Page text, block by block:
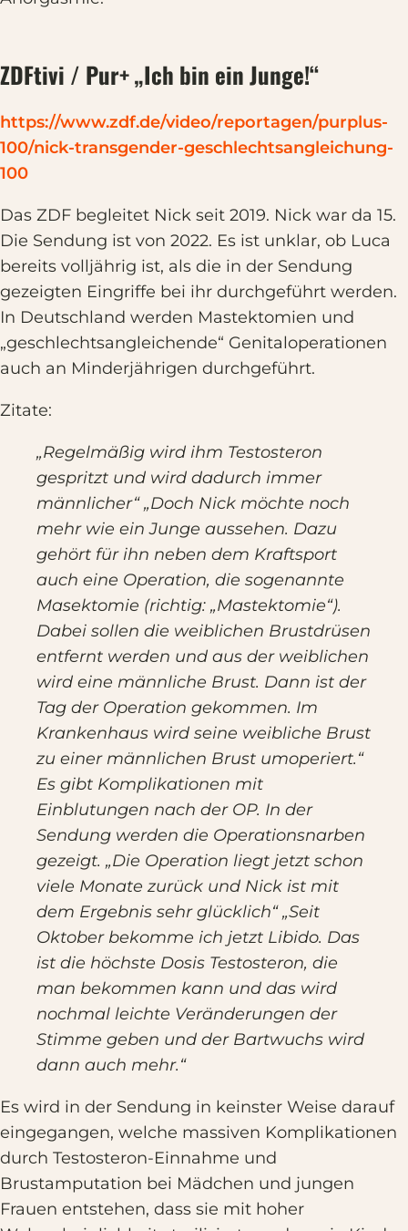
ZDFtivi / Pur+ „Ich bin ein Junge!“
https://www.zdf.de/video/reportagen/purplus-
100/nick-transgender-geschlechtsangleichung-
100
Das ZDF begleitet Nick seit 2019. Nick war da 15.
Die Sendung ist von 2022. Es ist unklar, ob Luca
bereits volljährig ist, als die in der Sendung
gezeigten Eingriffe bei ihr durchgeführt werden.
In Deutschland werden Mastektomien und
„geschlechtsangleichende“ Genitaloperationen
auch an Minderjährigen durchgeführt.
Zitate:
„Regelmäßig wird ihm Testosteron
gespritzt und wird dadurch immer
männlicher“ „Doch Nick möchte noch
mehr wie ein Junge aussehen. Dazu
gehört für ihn neben dem Kraftsport
auch eine Operation, die sogenannte
Masektomie (richtig: „Mastektomie“).
Dabei sollen die weiblichen Brustdrüsen
entfernt werden und aus der weiblichen
wird eine männliche Brust. Dann ist der
Tag der Operation gekommen. Im
Krankenhaus wird seine weibliche Brust
zu einer männlichen Brust umoperiert.“
Es gibt Komplikationen mit
Einblutungen nach der OP. In der
Sendung werden die Operationsnarben
gezeigt. „Die Operation liegt jetzt schon
viele Monate zurück und Nick ist mit
dem Ergebnis sehr glücklich“ „Seit
Oktober bekomme ich jetzt Libido. Das
ist die höchste Dosis Testosteron, die
man bekommen kann und das wird
nochmal leichte Veränderungen der
Stimme geben und der Bartwuchs wird
dann auch mehr.“
Es wird in der Sendung in keinster Weise darauf
eingegangen, welche massiven Komplikationen
durch Testosteron-Einnahme und
Brustamputation bei Mädchen und jungen
Frauen entstehen, dass sie mit hoher